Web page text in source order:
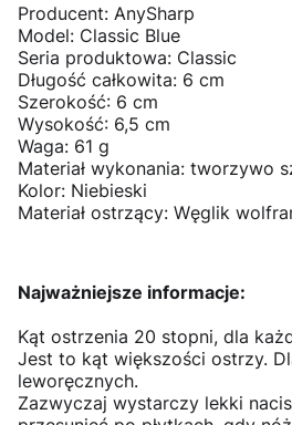
Producent: AnySharp
Model: Classic Blue
Seria produktowa: Classic
Długość całkowita: 6 cm
Szerokość: 6 cm
Wysokość: 6,5 cm
Waga: 61 g
Materiał wykonania: tworzywo
Kolor: Niebieski
Materiał ostrzący: Węglik
Najważniejsze informacje:
Kąt ostrzenia 20 stopni, dla
Jest to kąt większości ostrzy.
leworęcznych.
Zazwyczaj wystarczy lekki